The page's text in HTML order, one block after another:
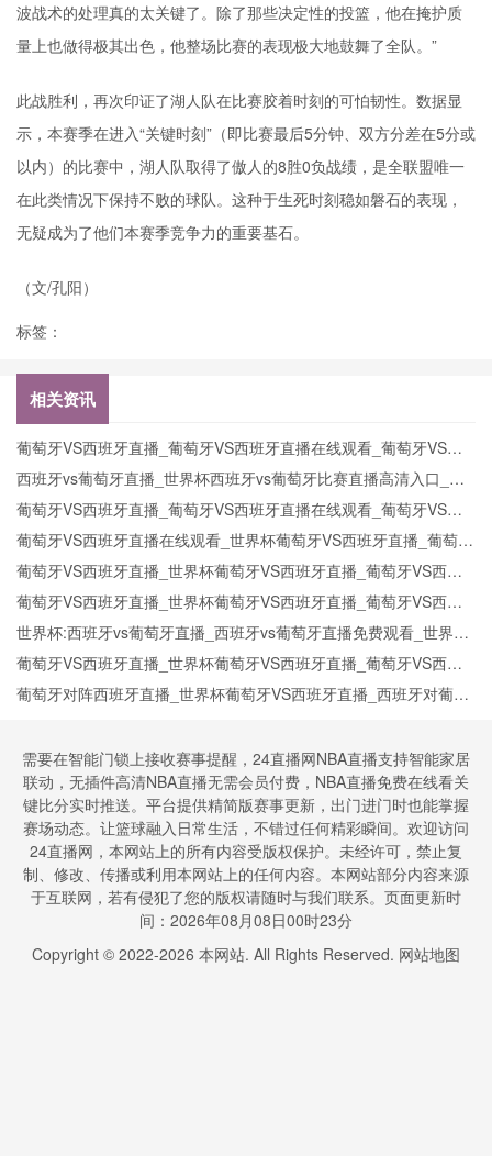
波战术的处理真的太关键了。除了那些决定性的投篮，他在掩护质
量上也做得极其出色，他整场比赛的表现极大地鼓舞了全队。”
此战胜利，再次印证了湖人队在比赛胶着时刻的可怕韧性。数据显
示，本赛季在进入“关键时刻”（即比赛最后5分钟、双方分差在5分或
以内）的比赛中，湖人队取得了傲人的8胜0负战绩，是全联盟唯一
在此类情况下保持不败的球队。这种于生死时刻稳如磐石的表现，
无疑成为了他们本赛季竞争力的重要基石。
（文/孔阳）
标签：
相关资讯
葡萄牙VS西班牙直播_葡萄牙VS西班牙直播在线观看_葡萄牙VS西
班牙实时全场直播入口
西班牙vs葡萄牙直播_世界杯西班牙vs葡萄牙比赛直播高清入口_西
班牙vs葡萄牙预测分析直播
葡萄牙VS西班牙直播_葡萄牙VS西班牙直播在线观看_葡萄牙VS西
班牙实时全场直播入口
葡萄牙VS西班牙直播在线观看_世界杯葡萄牙VS西班牙直播_葡萄牙
VS西班牙比赛观看直达入口
葡萄牙VS西班牙直播_世界杯葡萄牙VS西班牙直播_葡萄牙VS西班
牙在线高清直播
葡萄牙VS西班牙直播_世界杯葡萄牙VS西班牙直播_葡萄牙VS西班
牙在线高清直播
世界杯:西班牙vs葡萄牙直播_西班牙vs葡萄牙直播免费观看_世界杯
今日西班牙vs葡萄牙直播在线观看高清视频直播
葡萄牙VS西班牙直播_世界杯葡萄牙VS西班牙直播_葡萄牙VS西班
牙在线高清直播
葡萄牙对阵西班牙直播_世界杯葡萄牙VS西班牙直播_西班牙对葡萄
需要在智能门锁上接收赛事提醒，24直播网NBA直播支持智能家居
联动，无插件高清NBA直播无需会员付费，NBA直播免费在线看关
键比分实时推送。平台提供精简版赛事更新，出门进门时也能掌握
赛场动态。让篮球融入日常生活，不错过任何精彩瞬间。欢迎访问
24直播网，本网站上的所有内容受版权保护。未经许可，禁止复
制、修改、传播或利用本网站上的任何内容。本网站部分内容来源
于互联网，若有侵犯了您的版权请随时与我们联系。页面更新时
间：2026年08月08日00时23分
Copyright © 2022-2026 本网站. All Rights Reserved. 网站地图